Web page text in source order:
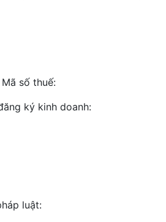
số thuế:
ký kinh doanh:
luật: